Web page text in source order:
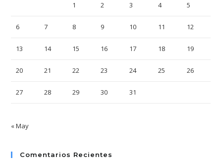
1 2 3 4 5
6 7 8 9 10 11 12
13 14 15 16 17 18 19
20 21 22 23 24 25 26
27 28 29 30 31
« May
Comentarios Recientes